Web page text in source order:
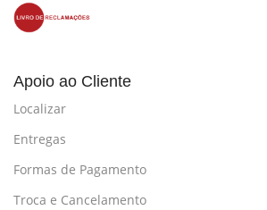
Apoio ao Cliente
Localizar
Entregas
Formas de Pagamento
Troca e Cancelamento